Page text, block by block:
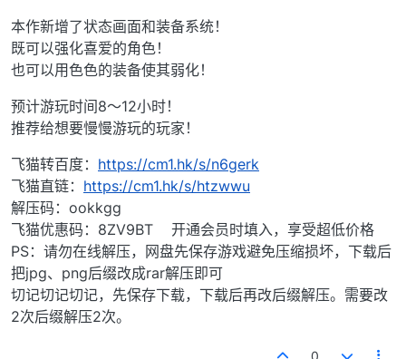
本作新增了状态画面和装备系统！
既可以强化喜爱的角色！
也可以用色色的装备使其弱化！
预计游玩时间8～12小时！
推荐给想要慢慢游玩的玩家！
飞猫转百度： https://cm1.hk/s/n6gerk
飞猫直链： https://cm1.hk/s/htzwwu
解压码：ookkgg
飞猫优惠码：8ZV9BT 开通会员时填入，享受超低价格
PS：请勿在线解压，网盘先保存游戏避免压缩损坏，下载后
把jpg、png后缀改成rar解压即可
切记切记切记，先保存下载，下载后再改后缀解压。需要改
2次后缀解压2次。
0